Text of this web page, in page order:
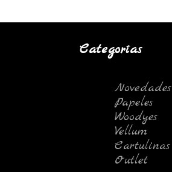
Categorías
Novedades
Papeles
Woodyes
Vellum
Cartulinas
Outlet